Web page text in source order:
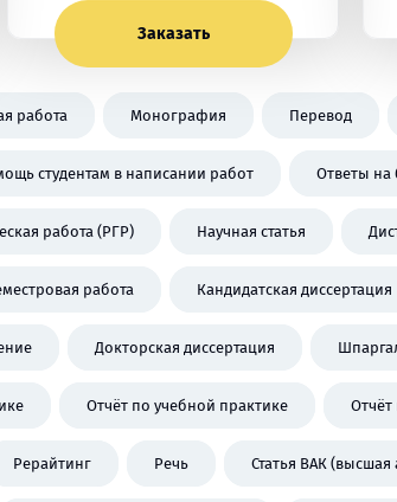
Заказать
работа Монография Перевод
студентам в написании работ Ответы на
работа (РГР) Научная статья
работа Кандидатская диссертация
Докторская диссертация
Отчёт по учебной практике Отчёт
Рерайтинг Речь Статья ВАК (высшая